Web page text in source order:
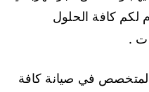
لكم كافة الحلول
.
في صيانة كافة